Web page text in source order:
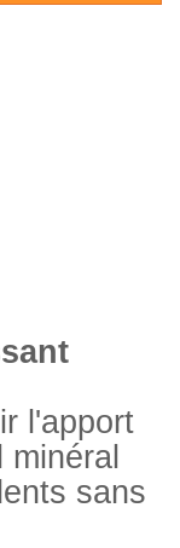
l'apport
sans